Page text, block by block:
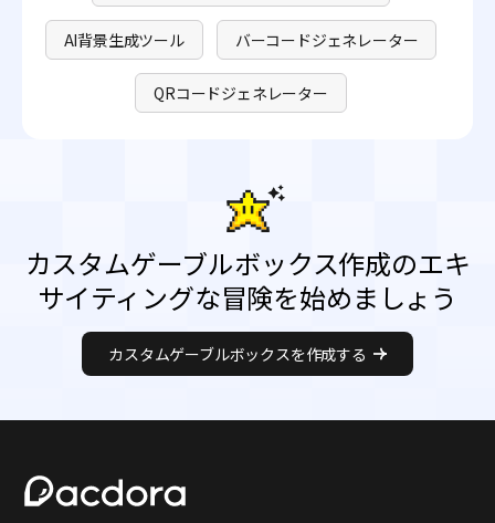
AI背景生成ツール バーコードジェネレーター
QRコードジェネレーター
カスタムゲーブルボックス作成のエキ
サイティングな冒険を始めましょう
カスタムゲーブルボックスを作成する